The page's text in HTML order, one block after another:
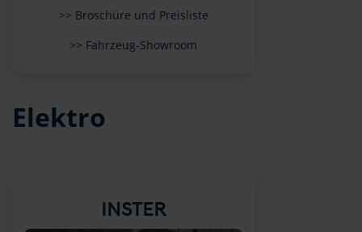
>> Broschüre und Preisliste
>> Fahrzeug-Showroom
Elektro
INSTER